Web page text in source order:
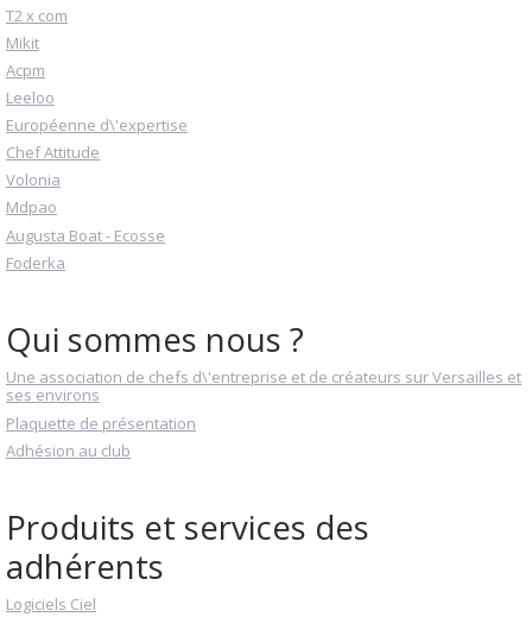
T2 x com
Mikit
Acpm
Leeloo
Européenne d\'expertise
Chef Attitude
Volonia
Mdpao
Augusta Boat - Ecosse
Foderka
Qui sommes nous ?
Une association de chefs d\'entreprise et de créateurs sur Versailles et
ses environs
Plaquette de présentation
Adhésion au club
Produits et services des
adhérents
Logiciels Ciel